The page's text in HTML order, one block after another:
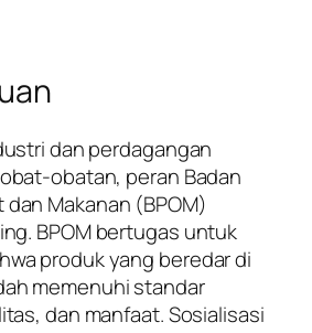
dan perdagangan
obatan, peran Badan
Makanan (BPOM)
BPOM bertugas untuk
produk yang beredar di
memenuhi standar
dan manfaat. Sosialisasi